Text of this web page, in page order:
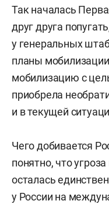
Так началась
друг друга
у генеральных
планы
мобилизацию с
приобрела
и в текущей
Чего добивается
понятно, что
осталась
у России на